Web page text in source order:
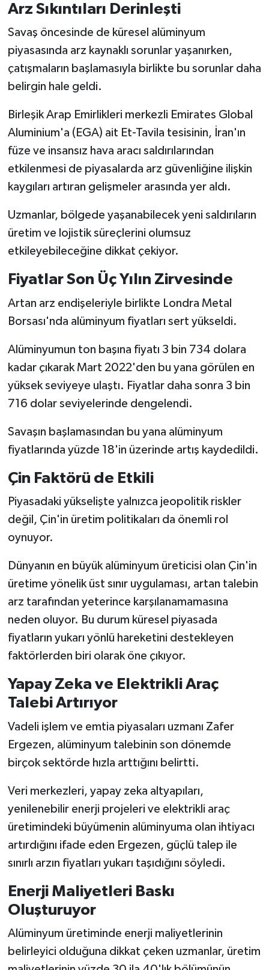
Arz Sıkıntıları Derinleşti
Savaş öncesinde de küresel alüminyum
piyasasında arz kaynaklı sorunlar yaşanırken,
çatışmaların başlamasıyla birlikte bu sorunlar daha
belirgin hale geldi.
Birleşik Arap Emirlikleri merkezli Emirates Global
Aluminium'a (EGA) ait Et-Tavila tesisinin, İran'ın
füze ve insansız hava aracı saldırılarından
etkilenmesi de piyasalarda arz güvenliğine ilişkin
kaygıları artıran gelişmeler arasında yer aldı.
Uzmanlar, bölgede yaşanabilecek yeni saldırıların
üretim ve lojistik süreçlerini olumsuz
etkileyebileceğine dikkat çekiyor.
Fiyatlar Son Üç Yılın Zirvesinde
Artan arz endişeleriyle birlikte Londra Metal
Borsası'nda alüminyum fiyatları sert yükseldi.
Alüminyumun ton başına fiyatı 3 bin 734 dolara
kadar çıkarak Mart 2022'den bu yana görülen en
yüksek seviyeye ulaştı. Fiyatlar daha sonra 3 bin
716 dolar seviyelerinde dengelendi.
Savaşın başlamasından bu yana alüminyum
fiyatlarında yüzde 18'in üzerinde artış kaydedildi.
Çin Faktörü de Etkili
Piyasadaki yükselişte yalnızca jeopolitik riskler
değil, Çin'in üretim politikaları da önemli rol
oynuyor.
Dünyanın en büyük alüminyum üreticisi olan Çin'in
üretime yönelik üst sınır uygulaması, artan talebin
arz tarafından yeterince karşılanamamasına
neden oluyor. Bu durum küresel piyasada
fiyatların yukarı yönlü hareketini destekleyen
faktörlerden biri olarak öne çıkıyor.
Yapay Zeka ve Elektrikli Araç
Talebi Artırıyor
Vadeli işlem ve emtia piyasaları uzmanı Zafer
Ergezen, alüminyum talebinin son dönemde
birçok sektörde hızla arttığını belirtti.
Veri merkezleri, yapay zeka altyapıları,
yenilenebilir enerji projeleri ve elektrikli araç
üretimindeki büyümenin alüminyuma olan ihtiyacı
artırdığını ifade eden Ergezen, güçlü talep ile
sınırlı arzın fiyatları yukarı taşıdığını söyledi.
Enerji Maliyetleri Baskı
Oluşturuyor
Alüminyum üretiminde enerji maliyetlerinin
belirleyici olduğuna dikkat çeken uzmanlar, üretim